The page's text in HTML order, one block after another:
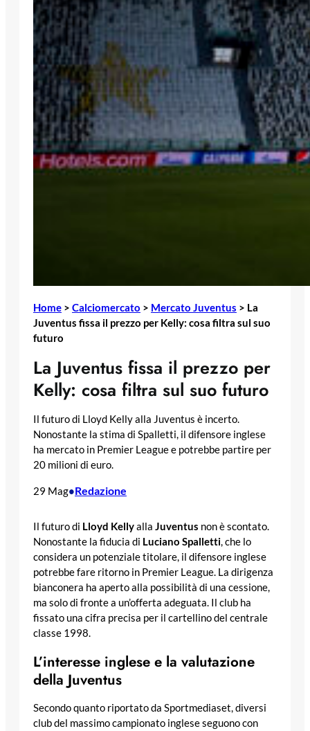
Home > Calciomercato > Mercato Juventus > La
Juventus fissa il prezzo per Kelly: cosa filtra sul suo
futuro
La Juventus fissa il prezzo per
Kelly: cosa filtra sul suo futuro
Il futuro di Lloyd Kelly alla Juventus è incerto.
Nonostante la stima di Spalletti, il difensore inglese
ha mercato in Premier League e potrebbe partire per
20 milioni di euro.
29 Mag•Redazione
Il futuro di Lloyd Kellyalla Juventus non è scontato.
Nonostante la fiducia di Luciano Spalletti, che lo
considera un potenziale titolare, il difensore inglese
potrebbe fare ritorno in Premier League. La dirigenza
bianconera ha aperto alla possibilità di una cessione,
ma solo di fronte a un’offerta adeguata. Il club ha
fissato una cifra precisa per il cartellino del centrale
classe 1998.
L’interesse inglese e la valutazione
della Juventus
Secondo quanto riportato da Sportmediaset, diversi
club del massimo campionato inglese seguono con